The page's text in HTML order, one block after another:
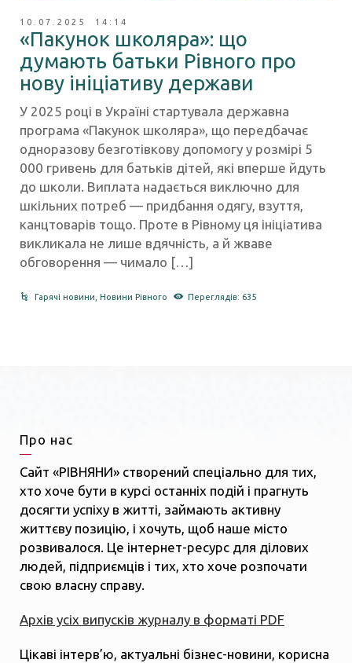
10.07.2025 14:14
«Пакунок школяра»: що
думають батьки Рівного про
нову ініціативу держави
У 2025 році в Україні стартувала державна
програма «Пакунок школяра», що передбачає
одноразову безготівкову допомогу у розмірі 5
000 гривень для батьків дітей, які вперше йдуть
до школи. Виплата надається виключно для
шкільних потреб — придбання одягу, взуття,
канцтоварів тощо. Проте в Рівному ця ініціатива
викликала не лише вдячність, а й жваве
обговорення — чимало […]
Гарячі новини, Новини Рівного Переглядів: 635
Про нас
Сайт «РІВНЯНИ» створений спеціально для тих,
хто хоче бути в курсі останніх подій і прагнуть
досягти успіху в житті, займають активну
життєву позицію, і хочуть, щоб наше місто
розвивалося. Це інтернет-ресурс для ділових
людей, підприємців і тих, хто хоче розпочати
свою власну справу.
Архів усіх випусків журналу в форматі PDF
Цікаві інтерв’ю, актуальні бізнес-новини, корисна